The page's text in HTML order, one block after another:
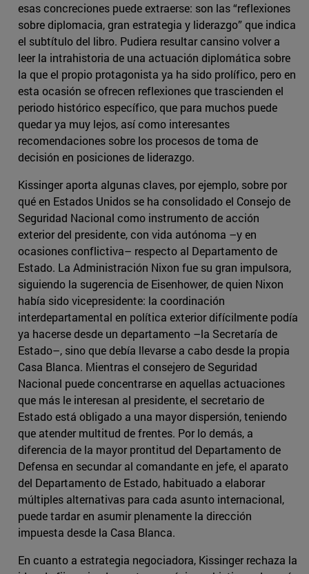
esas concreciones puede extraerse: son las “reflexiones
sobre diplomacia, gran estrategia y liderazgo” que indica
el subtítulo del libro. Pudiera resultar cansino volver a
leer la intrahistoria de una actuación diplomática sobre
la que el propio protagonista ya ha sido prolífico, pero en
esta ocasión se ofrecen reflexiones que trascienden el
periodo histórico específico, que para muchos puede
quedar ya muy lejos, así como interesantes
recomendaciones sobre los procesos de toma de
decisión en posiciones de liderazgo.
Kissinger aporta algunas claves, por ejemplo, sobre por
qué en Estados Unidos se ha consolidado el Consejo de
Seguridad Nacional como instrumento de acción
exterior del presidente, con vida autónoma –y en
ocasiones conflictiva– respecto al Departamento de
Estado. La Administración Nixon fue su gran impulsora,
siguiendo la sugerencia de Eisenhower, de quien Nixon
había sido vicepresidente: la coordinación
interdepartamental en política exterior difícilmente podía
ya hacerse desde un departamento –la Secretaría de
Estado–, sino que debía llevarse a cabo desde la propia
Casa Blanca. Mientras el consejero de Seguridad
Nacional puede concentrarse en aquellas actuaciones
que más le interesan al presidente, el secretario de
Estado está obligado a una mayor dispersión, teniendo
que atender multitud de frentes. Por lo demás, a
diferencia de la mayor prontitud del Departamento de
Defensa en secundar al comandante en jefe, el aparato
del Departamento de Estado, habituado a elaborar
múltiples alternativas para cada asunto internacional,
puede tardar en asumir plenamente la dirección
impuesta desde la Casa Blanca.
En cuanto a estrategia negociadora, Kissinger rechaza la